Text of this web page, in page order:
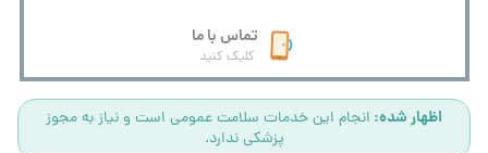
تماس با ما
کلیک کنید
اظهار شده: انجام این خدمات سلامت عمومی است و نیاز به مجوز
پزشکی ندارد.